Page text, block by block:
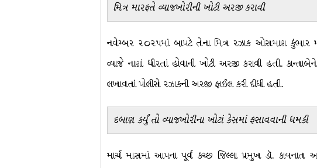
મિત્ર મારફતે વ્યાજખોરીની ખોટી અરજી કરાવી
નવેમ્બર ૨૦૨૫માં બાપટે તેના મિત્ર રઝાક ઓસમાણ કુંભાર
વ્યાજે નાણાં ધીરતાં હોવાની ખોટી અરજી કરાવી હતી.
લખાવતાં પોલીસે રઝાકની અરજી ફાઈલ કરી દીધી હતી.
દબાણ કર્યું તો વ્યાજખોરીના ખોટાં કેસમાં ફસાવવાની ધમકી
માર્ચ માસમાં આપના પૂર્વ કચ્છ જિલ્લા પ્રમુખ ડૉ. કાયનાત